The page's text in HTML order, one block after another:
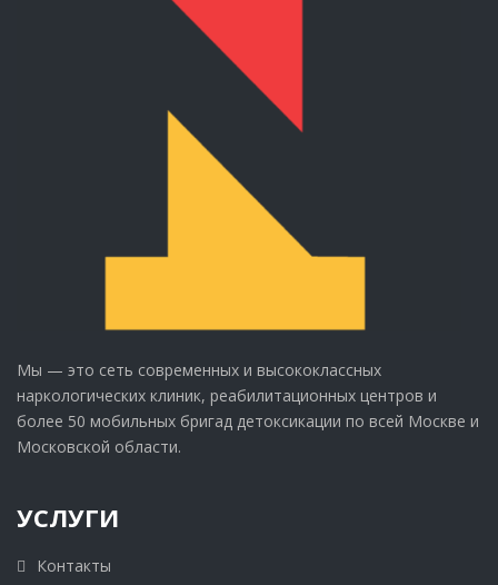
Мы — это сеть современных и высококлассных
наркологических клиник, реабилитационных центров и
более 50 мобильных бригад детоксикации по всей Москве и
Московской области.
УСЛУГИ
Контакты